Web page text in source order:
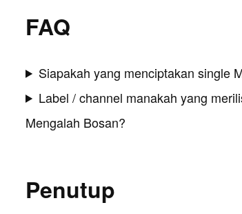
FAQ
Siapakah yang menciptakan single
Label / channel manakah yang
Mengalah Bosan?
Penutup